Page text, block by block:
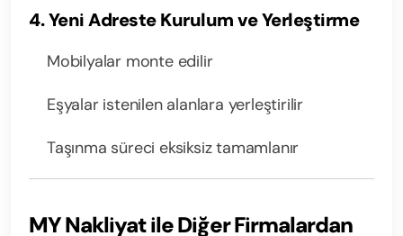
4. Yeni Adreste Kurulum ve Yerleştirme
Mobilyalar monte edilir
Eşyalar istenilen alanlara yerleştirilir
Taşınma süreci eksiksiz tamamlanır
MY Nakliyat ile Diğer Firmalardan